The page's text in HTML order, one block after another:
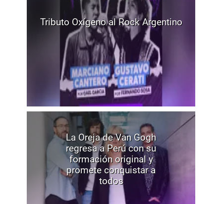
Tributo Oxígeno al Rock Argentino
La Oreja de Van Gogh
regresa a Perú con su
formación original y
promete conquistar a
todos